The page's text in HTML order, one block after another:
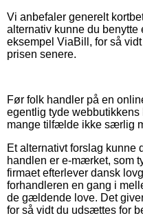
Vi anbefaler generelt
alternativ kunne du
eksempel ViaBill, for så
prisen senere.
Før folk handler på en
egentlig tyde
mange tilfælde ikke særlig
Et alternativt forslag kunne
handlen er e-mærket, som
firmaet efterlever dansk
forhandleren en gang i
de gældende love. Det
for så vidt du udsættes for